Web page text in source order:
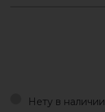
Нету в наличии